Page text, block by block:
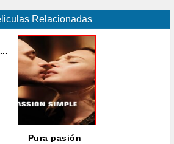
Relacionadas
Pura pasión